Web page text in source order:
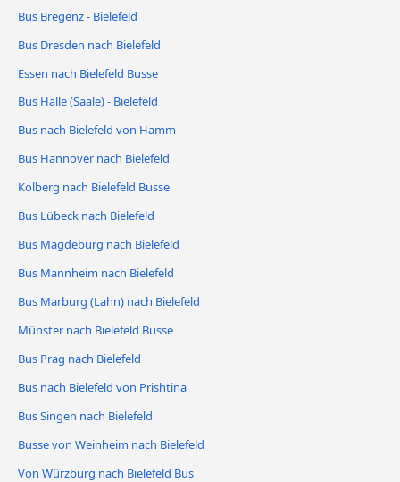
Bus Bregenz - Bielefeld
Bus Dresden nach Bielefeld
Essen nach Bielefeld Busse
Bus Halle (Saale) - Bielefeld
Bus nach Bielefeld von Hamm
Bus Hannover nach Bielefeld
Kolberg nach Bielefeld Busse
Bus Lübeck nach Bielefeld
Bus Magdeburg nach Bielefeld
Bus Mannheim nach Bielefeld
Bus Marburg (Lahn) nach Bielefeld
Münster nach Bielefeld Busse
Bus Prag nach Bielefeld
Bus nach Bielefeld von Prishtina
Bus Singen nach Bielefeld
Busse von Weinheim nach Bielefeld
Von Würzburg nach Bielefeld Bus